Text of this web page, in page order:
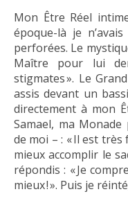
Mon Être Réel
époque-là je
perforées. Le
Maître pour lui
stigmates ». Le
assis devant un
directement à mon
Samael, ma
de moi – : « Il est
mieux accomplir le
répondis : « Je
mieux ! ». Puis je